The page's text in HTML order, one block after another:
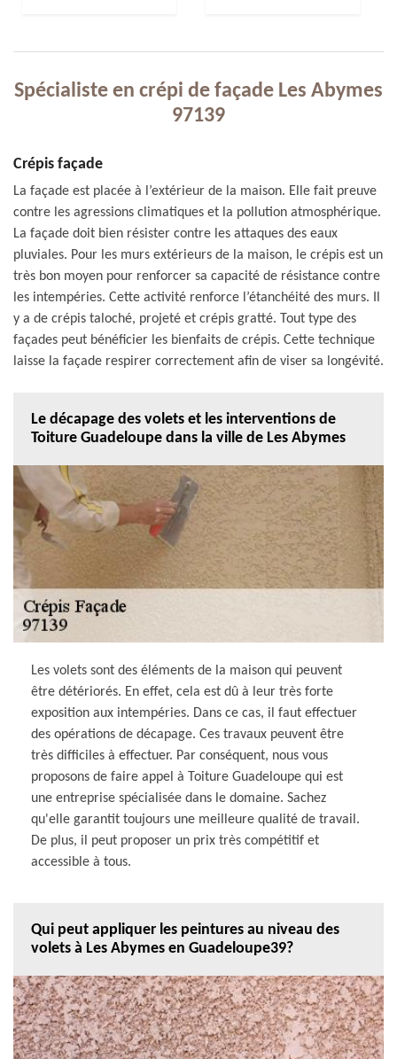
Spécialiste en crépi de façade Les Abymes
97139
Crépis façade
La façade est placée à l’extérieur de la maison. Elle fait preuve
contre les agressions climatiques et la pollution atmosphérique.
La façade doit bien résister contre les attaques des eaux
pluviales. Pour les murs extérieurs de la maison, le crépis est un
très bon moyen pour renforcer sa capacité de résistance contre
les intempéries. Cette activité renforce l’étanchéité des murs. Il
y a de crépis taloché, projeté et crépis gratté. Tout type des
façades peut bénéficier les bienfaits de crépis. Cette technique
laisse la façade respirer correctement afin de viser sa longévité.
Le décapage des volets et les interventions de
Toiture Guadeloupe dans la ville de Les Abymes
Les volets sont des éléments de la maison qui peuvent
être détériorés. En effet, cela est dû à leur très forte
exposition aux intempéries. Dans ce cas, il faut effectuer
des opérations de décapage. Ces travaux peuvent être
très difficiles à effectuer. Par conséquent, nous vous
proposons de faire appel à Toiture Guadeloupe qui est
une entreprise spécialisée dans le domaine. Sachez
qu'elle garantit toujours une meilleure qualité de travail.
De plus, il peut proposer un prix très compétitif et
accessible à tous.
Qui peut appliquer les peintures au niveau des
volets à Les Abymes en Guadeloupe39?